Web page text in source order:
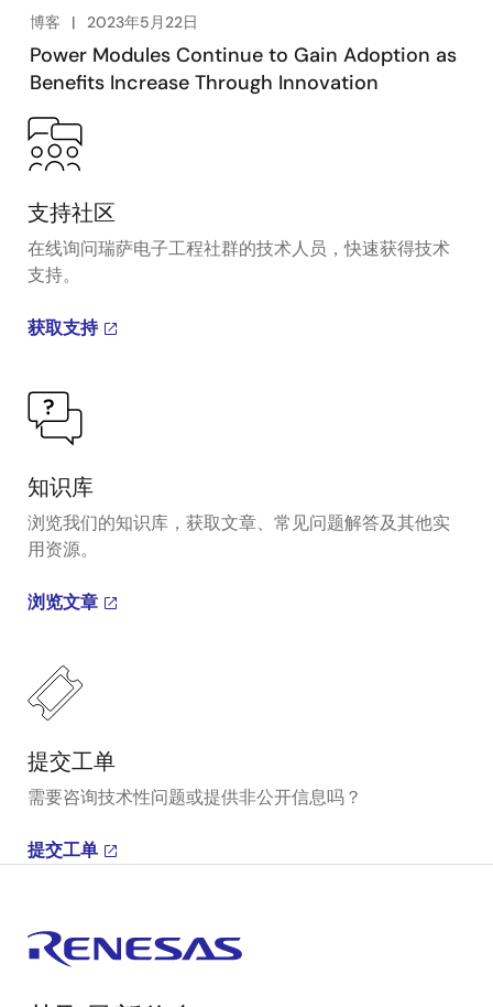
and RAA210130 digital power modules are designed
respectively) while mini modules RAA210030 and
RAA210040 target low current applications requiring
an extremely small form factor.
博客 2023年5月22日
Power Modules Continue to Gain Adoption as
Benefits Increase Through Innovation
支持社区
在线询问瑞萨电子工程社群的技术人员，快速获得技术
支持。
获取支持
知识库
浏览我们的知识库，获取文章、常见问题解答及其他实
用资源。
浏览文章
提交工单
需要咨询技术性问题或提供非公开信息吗？
提交工单